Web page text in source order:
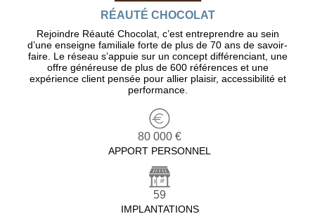
RÉAUTÉ CHOCOLAT
Rejoindre Réauté Chocolat, c’est entreprendre au sein
d’une enseigne familiale forte de plus de 70 ans de savoir-
faire. Le réseau s’appuie sur un concept différenciant, une
offre généreuse de plus de 600 références et une
expérience client pensée pour allier plaisir, accessibilité et
performance.
80 000 €
APPORT PERSONNEL
59
IMPLANTATIONS